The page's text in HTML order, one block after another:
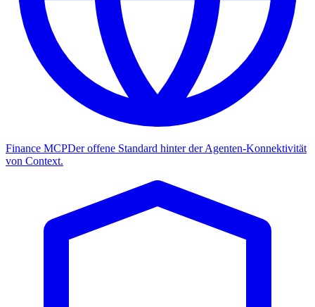
Finance MCPDer offene Standard hinter der Agenten-Konnektivität
von Context.